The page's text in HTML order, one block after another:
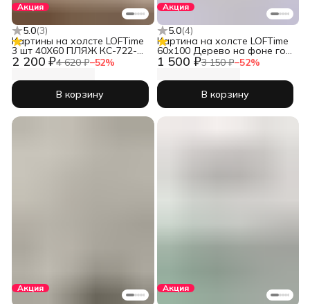
Акция
5.0(3)
2 200 ₽4 620 ₽−52%
Картины на холсте LOFTime
3 шт 40Х60 ПЛЯЖ КС-722-
4060
В корзину
Акция
5.0(4)
1 500 ₽3 150 ₽−52%
Картина на холсте LOFTime
60х100 Дерево на фоне гор
4 КБ-1268-60100
В корзину
Акция Акция